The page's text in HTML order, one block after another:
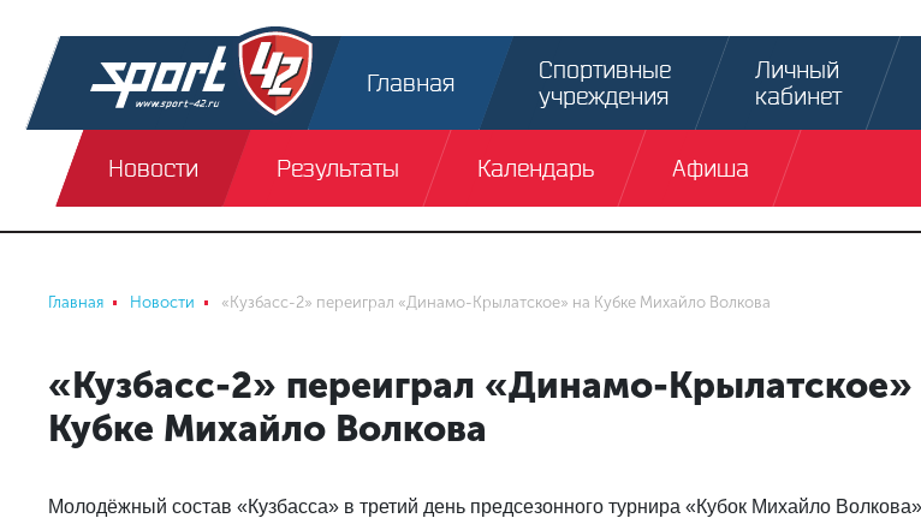
Главная
Спортивные
учреждения
Личный
кабинет
Новости Результаты Календарь Афиша
Главная Новости «Кузбасс-2» переиграл «Динамо-Крылатское» на Кубке Михайло Волкова
«Кузбасс-2» переиграл «Динамо-Крылатское»
Кубке Михайло Волкова
Молодёжный состав «Кузбасса» в третий день предсезонного турнира «Кубок Михайло